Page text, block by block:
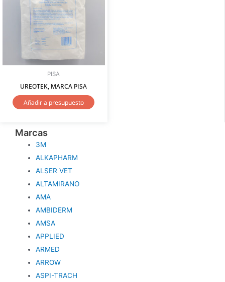
PISA
UREOTEK, MARCA PISA
Añadir a presupuesto
Marcas
3M
ALKAPHARM
ALSER VET
ALTAMIRANO
AMA
AMBIDERM
AMSA
APPLIED
ARMED
ARROW
ASPI-TRACH